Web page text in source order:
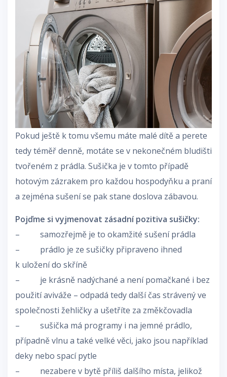
Pokud ještě k tomu všemu máte malé dítě a perete
tedy téměř denně, motáte se v nekonečném bludišti
tvořeném z prádla. Sušička je v tomto případě
hotovým zázrakem pro každou hospodyňku a praní
a zejména sušení se pak stane doslova zábavou.
Pojďme si vyjmenovat zásadní pozitiva sušičky:
– samozřejmě je to okamžité sušení prádla
– prádlo je ze sušičky připraveno ihned
k uložení do skříně
– je krásně nadýchané a není pomačkané i bez
použití aviváže – odpadá tedy další čas strávený ve
společnosti žehličky a ušetříte za změkčovadla
– sušička má programy i na jemné prádlo,
případně vlnu a také velké věci, jako jsou například
deky nebo spací pytle
– nezabere v bytě příliš dalšího místa, jelikož